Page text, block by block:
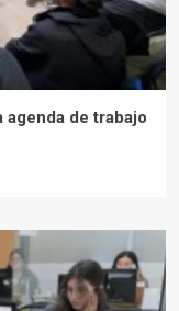
agenda de trabajo